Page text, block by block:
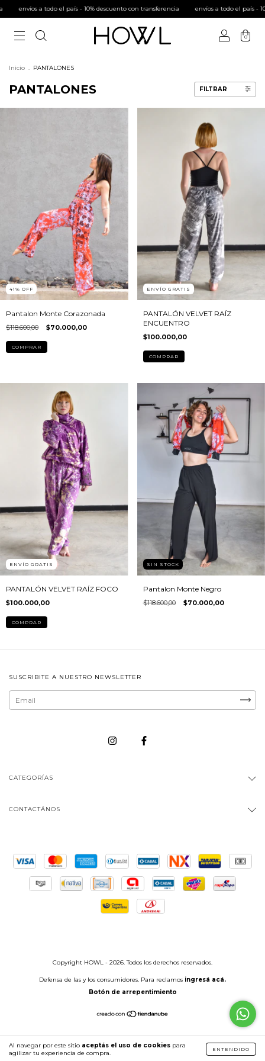
envíos a todo el país - 10% descuento con transferencia envíos a todo el país -
0
Al navegar por este sitio aceptás el uso de cookies para
agilizar tu experiencia de compra.
ENTENDIDO
Inicio . PANTALONES
PANTALONES FILTRAR
41 % OFF
Pantalon Monte Corazonada
$118.600,00 $70.000,00
COMPRAR
ENVÍO GRATIS
PANTALÓN VELVET RAÍZ
ENCUENTRO
$100.000,00
COMPRAR
ENVÍO GRATIS
PANTALÓN VELVET RAÍZ FOCO
$100.000,00
COMPRAR
SIN STOCK
Pantalon Monte Negro
$118.600,00 $70.000,00
SUSCRIBITE A NUESTRO NEWSLETTER
CATEGORÍAS
CONTACTÁNOS
Copyright HOWL - 2026. Todos los derechos reservados.
Defensa de las y los consumidores. Para reclamos ingresá acá.
Botón de arrepentimiento